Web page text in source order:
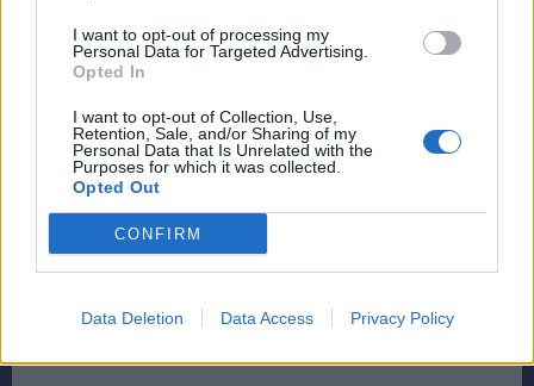
I want to opt-out of processing my
Personal Data for Targeted Advertising.
Opted In
I want to opt-out of Collection, Use,
Retention, Sale, and/or Sharing of my
Personal Data that Is Unrelated with the
Purposes for which it was collected.
Opted Out
CONFIRM
Data Deletion Data Access Privacy Policy